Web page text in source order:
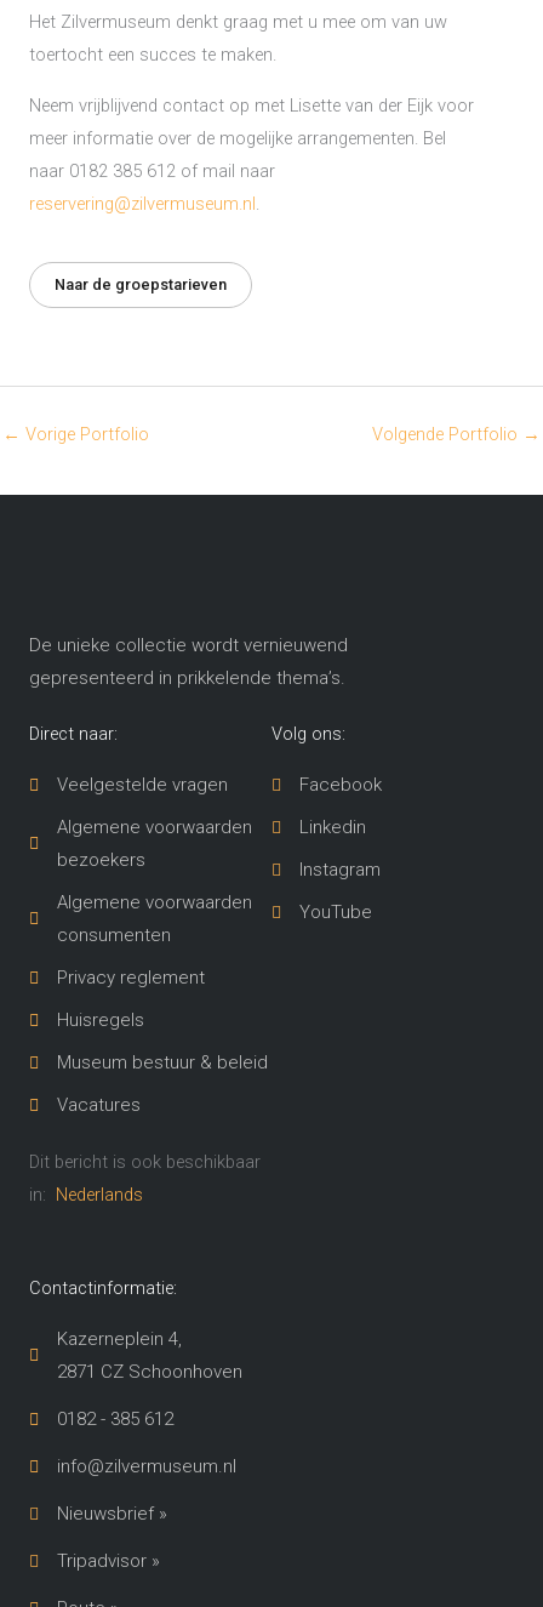
Het Zilvermuseum denkt graag met u mee om van uw
toertocht een succes te maken.
Neem vrijblijvend contact op met Lisette van der Eijk voor
meer informatie over de mogelijke arrangementen. Bel
naar 0182 385 612 of mail naar
reservering@zilvermuseum.nl.
Naar de groepstarieven
← Vorige Portfolio Volgende Portfolio →
De unieke collectie wordt vernieuwend
gepresenteerd in prikkelende thema’s​.
Direct naar:
Veelgestelde vragen
Algemene voorwaarden
bezoekers
Algemene voorwaarden
consumenten
Privacy reglement
Huisregels
Museum bestuur & beleid
Vacatures
Dit bericht is ook beschikbaar
in:
Nederlands
Volg ons:
Facebook
Linkedin
Instagram
YouTube
Contactinformatie:
Kazerneplein 4,
2871 CZ Schoonhoven​
0182 - 385 612
info@zilvermuseum.nl
Nieuwsbrief »
Tripadvisor »